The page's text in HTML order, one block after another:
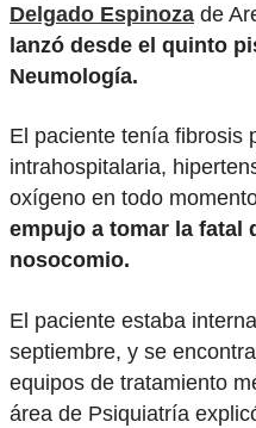
Delgado Espinoza de
lanzó desde el quinto
Neumología.
El paciente tenía fibrosis
intrahospitalaria,
oxígeno en todo
empujo a tomar la fatal
nosocomio.
El paciente estaba
septiembre, y se
equipos de tratamiento
área de Psiquiatría